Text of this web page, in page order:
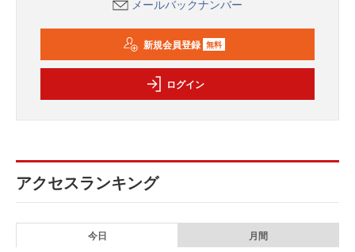
メールバックナンバー
新規会員登録 無料
ログイン
アクセスランキング
今日 月間